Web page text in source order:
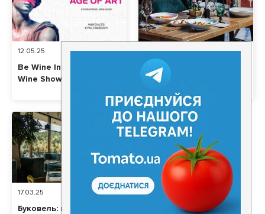
12.05.25 2 хв 9822
Be Wine International
Wine Show: Age of Art
18.04.25 5 хв 3606
Нове меню в
ресторанах та кафе
Києва: ціни та локації
17.03.25 79348
Буковель: кращі